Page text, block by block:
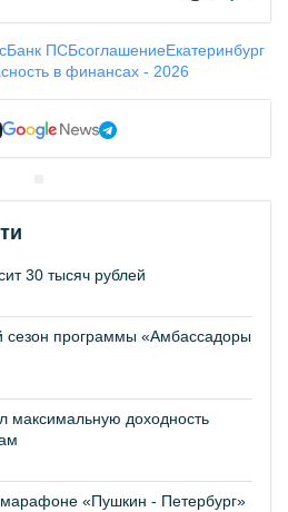
Банк ПСБсоглашениеЕкатеринбург
в финансах - 2026
30 тысяч рублей
сезон программы «Амбассадоры
максимальную доходность
«Пушкин - Петербург»